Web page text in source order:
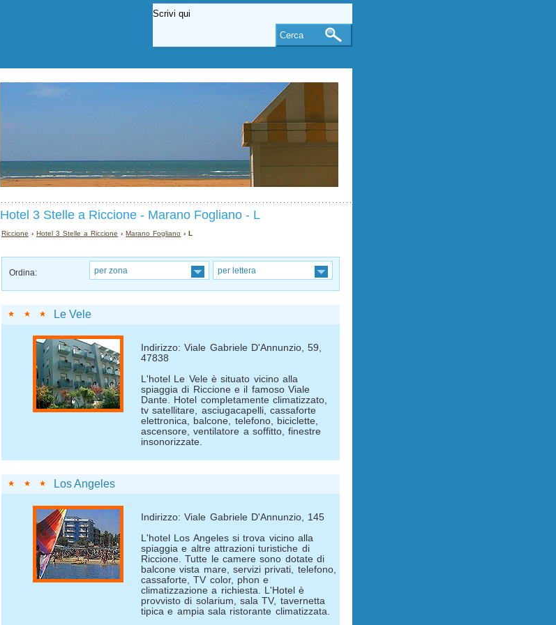
Hotel 3 Stelle a Riccione - Marano Fogliano - L
Riccione ›Hotel 3 Stelle a Riccione ›Marano Fogliano › L
Ordina: per zona per lettera
Le Vele
Indirizzo: Viale Gabriele D'Annunzio, 59,
47838
L'hotel Le Vele è situato vicino alla
spiaggia di Riccione e il famoso Viale
Dante. Hotel completamente climatizzato,
tv satellitare, asciugacapelli, cassaforte
elettronica, balcone, telefono, biciclette,
ascensore, ventilatore a soffitto, finestre
insonorizzate.
Los Angeles
Indirizzo: Viale Gabriele D'Annunzio, 145
L'hotel Los Angeles si trova vicino alla
spiaggia e altre attrazioni turistiche di
Riccione. Tutte le camere sono dotate di
balcone vista mare, servizi privati, telefono,
cassaforte, TV color, phon e
climatizzazione a richiesta. L'Hotel è
provvisto di solarium, sala TV, tavernetta
tipica e ampia sala ristorante climatizzata.
Cerca